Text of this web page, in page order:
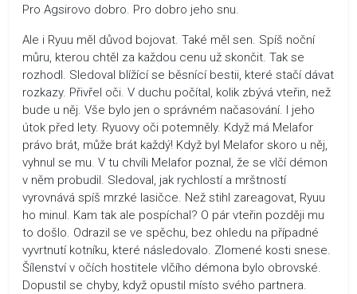
Pro Agsirovo dobro. Pro dobro jeho snu.
Ale i Ryuu měl důvod bojovat. Také měl sen. Spíš noční
můru, kterou chtěl za každou cenu už skončit. Tak se
rozhodl. Sledoval blížící se běsnící bestii, které stačí dávat
rozkazy. Přivřel oči. V duchu počítal, kolik zbývá vteřin, než
bude u něj. Vše bylo jen o správném načasování. I jeho
útok před lety. Ryuovy oči potemněly. Když má Melafor
právo brát, může brát každý! Když byl Melafor skoro u něj,
vyhnul se mu. V tu chvíli Melafor poznal, že se vlčí démon
v něm probudil. Sledoval, jak rychlostí a mrštností
vyrovnává spíš mrzké lasičce. Než stihl zareagovat, Ryuu
ho minul. Kam tak ale pospíchal? O pár vteřin později mu
to došlo. Odrazil se ve spěchu, bez ohledu na případné
vyvrtnutí kotníku, které následovalo. Zlomené kosti snese.
Šílenství v očích hostitele vlčího démona bylo obrovské.
Dopustil se chyby, když opustil místo svého partnera.